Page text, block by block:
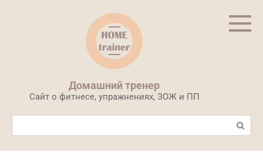
Домашний тренер
Сайт о фитнесе, упражнениях, ЗОЖ и ПП
Поиск: